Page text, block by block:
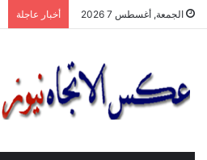
الجمعة, أغسطس 7 2026 أخبار عاجلة